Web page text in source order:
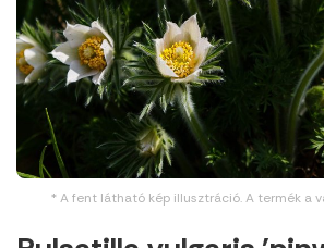
* A fent látható kép illusztráció. A termék a